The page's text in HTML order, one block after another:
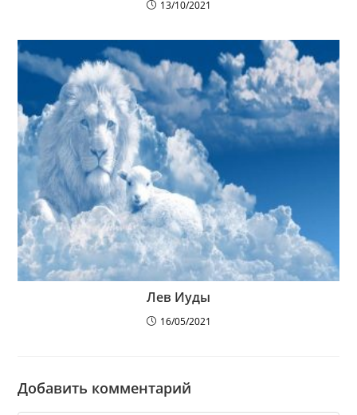
13/10/2021
Лев Иуды
16/05/2021
Добавить комментарий